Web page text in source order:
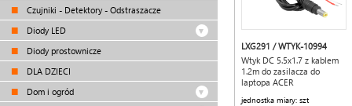
Czujniki - Detektory - Odstraszacze
Diody LED
Diody prostownicze
DLA DZIECI
Dom i ogród
LXG291 / WTYK-10994
Wtyk DC 5.5x1.7 z kablem
1.2m do zasilacza do
laptopa ACER
jednostka miary: szt